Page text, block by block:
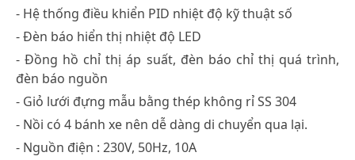
- Hệ thống điều khiển PID nhiệt độ kỹ thuật số
- Đèn báo hiển thị nhiệt độ LED
- Đồng hồ chỉ thị áp suất, đèn báo chỉ thị quá trình,
đèn báo nguồn
- Giỏ lưới đựng mẫu bằng thép không rỉ SS 304
- Nồi có 4 bánh xe nên dễ dàng di chuyển qua lại.
- Nguồn điện : 230V, 50Hz, 10A